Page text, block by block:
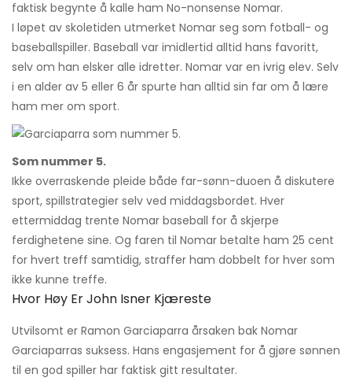
faktisk begynte å kalle ham No-nonsense Nomar.
I løpet av skoletiden utmerket Nomar seg som fotball- og
baseballspiller. Baseball var imidlertid alltid hans favoritt,
selv om han elsker alle idretter. Nomar var en ivrig elev. Selv
i en alder av 5 eller 6 år spurte han alltid sin far om å lære
ham mer om sport.
Som nummer 5.
Ikke overraskende pleide både far-sønn-duoen å diskutere
sport, spillstrategier selv ved middagsbordet. Hver
ettermiddag trente Nomar baseball for å skjerpe
ferdighetene sine. Og faren til Nomar betalte ham 25 cent
for hvert treff samtidig, straffer ham dobbelt for hver som
ikke kunne treffe.
Hvor Høy Er John Isner Kjæreste
Utvilsomt er Ramon Garciaparra årsaken bak Nomar
Garciaparras suksess. Hans engasjement for å gjøre sønnen
til en god spiller har faktisk gitt resultater.